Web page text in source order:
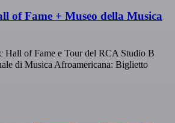
of Fame + Museo della Musica
Hall of Fame e Tour del RCA Studio B
di Musica Afroamericana: Biglietto